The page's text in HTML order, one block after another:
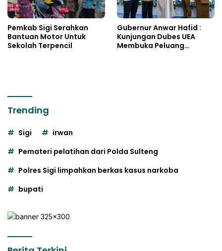
Pemkab Sigi Serahkan
Bantuan Motor Untuk
Sekolah Terpencil
Gubernur Anwar Hafid :
Kunjungan Dubes UEA
Membuka Peluang
Trending
Sigi
irwan
Pemateri pelatihan dari Polda Sulteng
Polres Sigi limpahkan berkas kasus narkoba
bupati